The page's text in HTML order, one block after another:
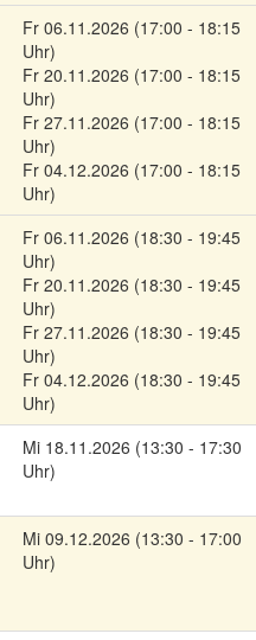
Fr 06.11.2026 (17:00 - 18:15
Uhr)
Fr 20.11.2026 (17:00 - 18:15
Uhr)
Fr 27.11.2026 (17:00 - 18:15
Uhr)
Fr 04.12.2026 (17:00 - 18:15
Uhr)
Fr 06.11.2026 (18:30 - 19:45
Uhr)
Fr 20.11.2026 (18:30 - 19:45
Uhr)
Fr 27.11.2026 (18:30 - 19:45
Uhr)
Fr 04.12.2026 (18:30 - 19:45
Uhr)
Mi 18.11.2026 (13:30 - 17:30
Uhr)
Mi 09.12.2026 (13:30 - 17:00
Uhr)